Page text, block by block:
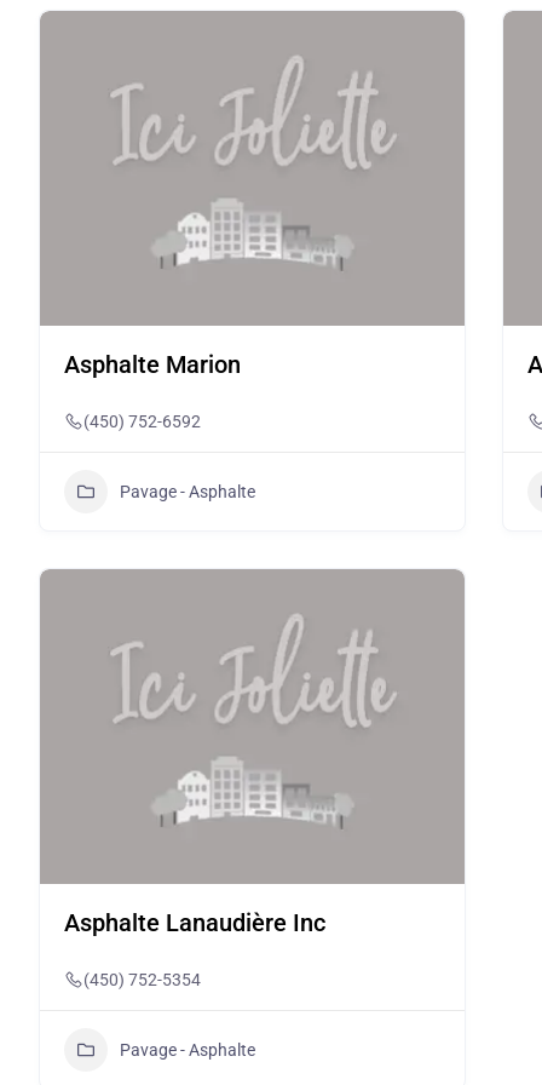
Asphalte Marion
(450) 752-6592
Pavage - Asphalte
Asphalte Lanaudière Inc
(450) 752-5354
Pavage - Asphalte